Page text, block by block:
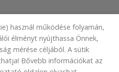
használ működése folyamán,
élményt nyújthassa Önnek,
mérése céljából. A sütik
Bővebb információkat az